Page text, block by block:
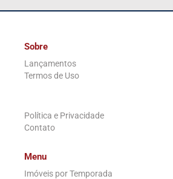
Sobre
Lançamentos
Termos de Uso
Política e Privacidade
Contato
Menu
Imóveis por Temporada